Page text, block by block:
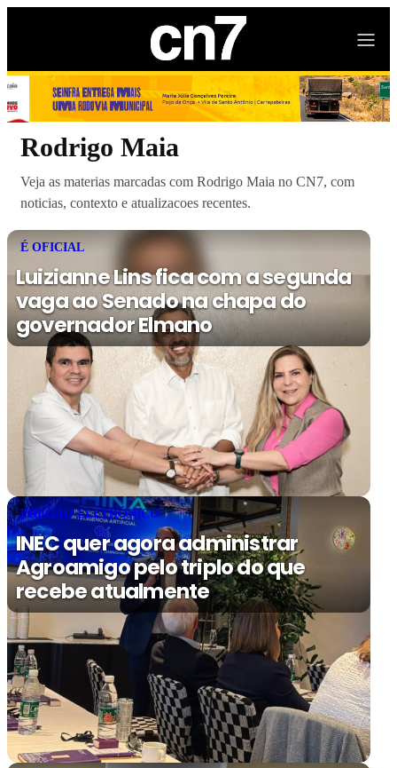
Rodrigo Maia
Veja as materias marcadas com Rodrigo Maia no CN7, com
noticias, contexto e atualizacoes recentes.
É OFICIAL
Luizianne Lins fica com a segunda
vaga ao Senado na chapa do
governador Elmano
PREGÃO ELETRÔNICO
INEC quer agora administrar
Agroamigo pelo triplo do que
recebe atualmente